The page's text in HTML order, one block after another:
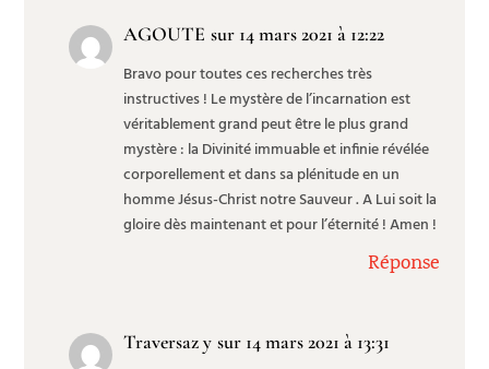
AGOUTE sur 14 mars 2021 à 12:22
Bravo pour toutes ces recherches très
instructives ! Le mystère de l’incarnation est
véritablement grand peut être le plus grand
mystère : la Divinité immuable et infinie révélée
corporellement et dans sa plénitude en un
homme Jésus-Christ notre Sauveur . A Lui soit la
gloire dès maintenant et pour l’éternité ! Amen !
Réponse
Traversaz y sur 14 mars 2021 à 13:31